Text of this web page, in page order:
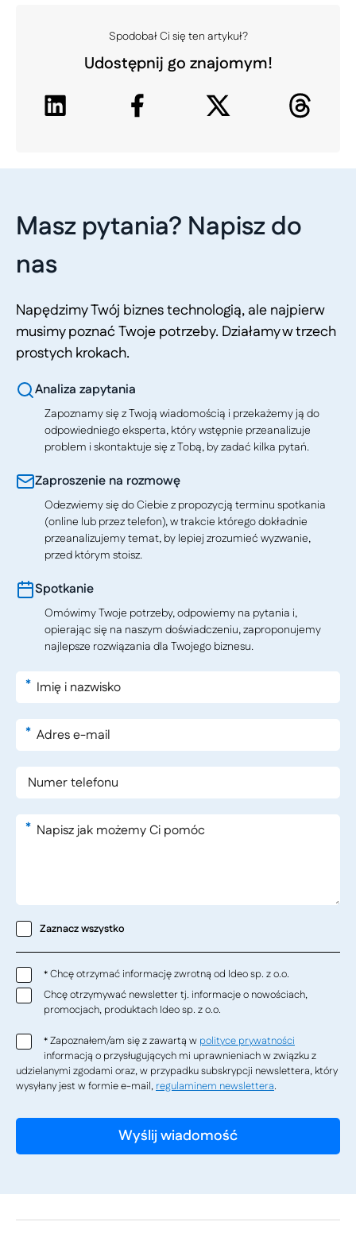
Spodobał Ci się ten artykuł?
Udostępnij go znajomym!
Masz pytania? Napisz do
nas
Napędzimy Twój biznes technologią, ale najpierw
musimy poznać Twoje potrzeby. Działamy w trzech
prostych krokach.
Analiza zapytania
Zapoznamy się z Twoją wiadomością i przekażemy ją do
odpowiedniego eksperta, który wstępnie przeanalizuje
problem i skontaktuje się z Tobą, by zadać kilka pytań.
Zaproszenie na rozmowę
Odezwiemy się do Ciebie z propozycją terminu spotkania
(online lub przez telefon), w trakcie którego dokładnie
przeanalizujemy temat, by lepiej zrozumieć wyzwanie,
przed którym stoisz.
Spotkanie
Omówimy Twoje potrzeby, odpowiemy na pytania i,
opierając się na naszym doświadczeniu, zaproponujemy
najlepsze rozwiązania dla Twojego biznesu.
*
*
*
Zaznacz wszystko
*Chcę otrzymać informację zwrotną od Ideo sp. z o.o.
Chcę otrzymywać newsletter tj. informacje o nowościach,
promocjach, produktach Ideo sp. z o.o.
*Zapoznałem/am się z zawartą w polityce prywatności
informacją o przysługujących mi uprawnieniach w związku z
udzielanymi zgodami oraz, w przypadku subskrypcji newslettera, który
wysyłany jest w formie e-mail, regulaminem newslettera.